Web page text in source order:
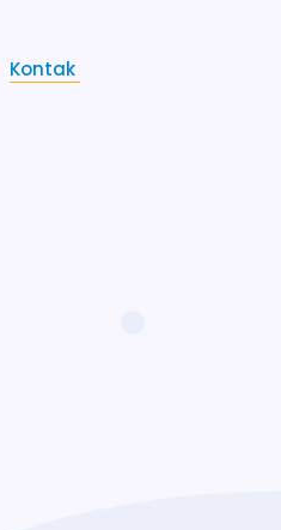
Kontak